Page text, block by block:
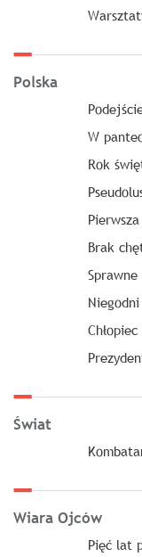
Polska
W
Rok
Brak
Świat
Wiara Ojców
Pięć lat